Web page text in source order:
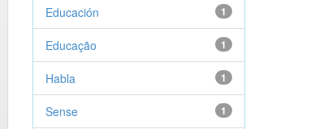
1
Educación
1
Educação
1
Habla
1
Sense